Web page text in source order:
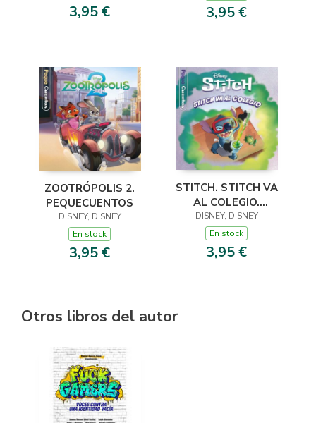
3,95 € 3,95 €
ZOOTRÓPOLIS 2.
PEQUECUENTOS
DISNEY, DISNEY
En stock
3,95 €
STITCH. STITCH VA
AL COLEGIO.
PEQUECUENTOS
DISNEY, DISNEY
En stock
3,95 €
Otros libros del autor